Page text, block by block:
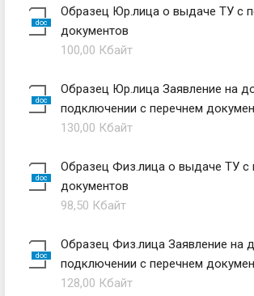
Образец Юр.лица о выдаче ТУ с
документов
100,00 Кбайт
Образец Юр.лица Заявление на
подключении с перечнем
130,00 Кбайт
Образец Физ.лица о выдаче ТУ с
документов
98,50 Кбайт
Образец Физ.лица Заявление на
подключении с перечнем
128,00 Кбайт